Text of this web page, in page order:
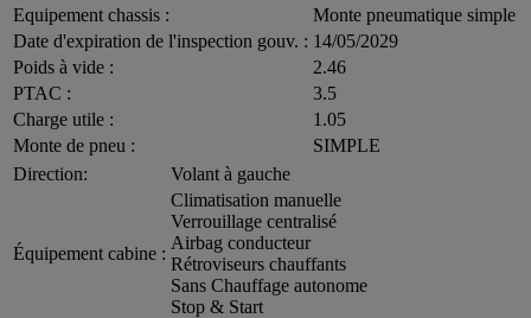
Equipement chassis :
Monte pneumatique simple
Date d'expiration de l'inspection gouv. : 14/05/2029
Poids à vide :
2.46
PTAC :
3.5
Charge utile :
1.05
Monte de pneu :
SIMPLE
Direction:
Volant à gauche
Équipement cabine :
Climatisation manuelle
Verrouillage centralisé
Airbag conducteur
Rétroviseurs chauffants
Sans Chauffage autonome
Stop & Start